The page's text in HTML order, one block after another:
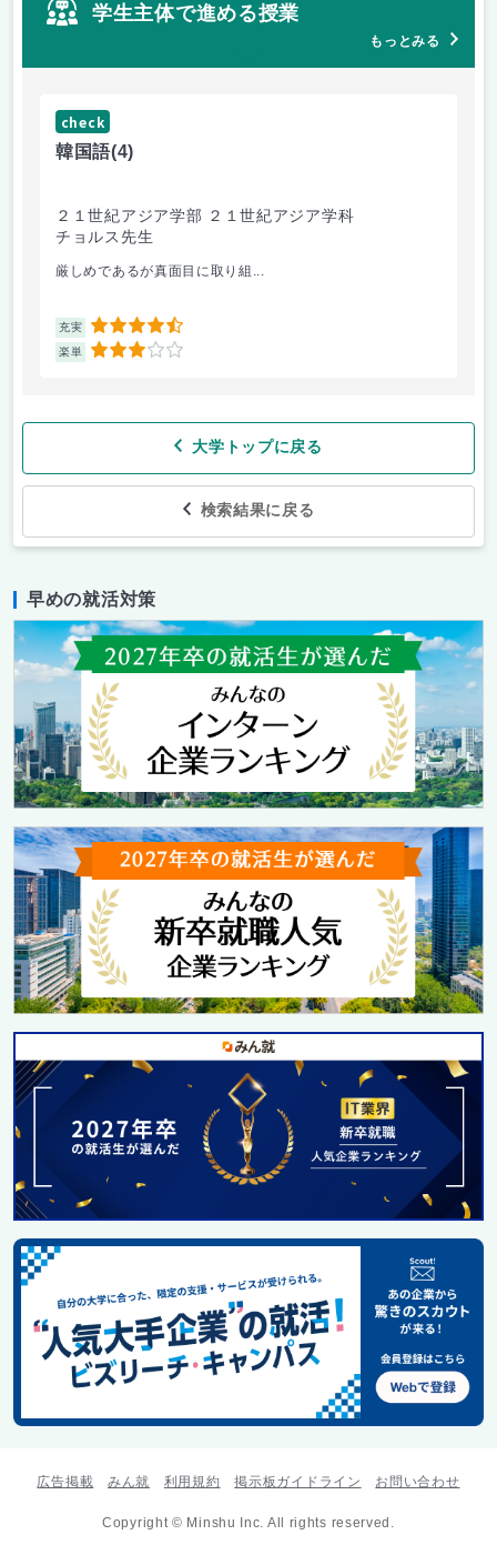
学生主体で進める授業
もっとみる
check
韓国語(4)
２１世紀アジア学部 ２１世紀アジア学科
チョルス先生
厳しめであるが真面目に取り組...
充実 4.5
楽単 3
大学トップに戻る
検索結果に戻る
早めの就活対策
広告掲載 みん就 利用規約 掲示板ガイドライン お問い合わせ
Copyright © Minshu Inc. All rights reserved.